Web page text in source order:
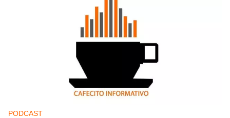
Guardar como favorito
Para poder guardar como favorito, primero has de
PODCAST